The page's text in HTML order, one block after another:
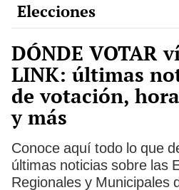
Elecciones
DÓNDE VOTAR
LINK: últimas
de votación,
y más
Conoce aquí todo lo que
últimas noticias sobre las
Regionales y Municipales